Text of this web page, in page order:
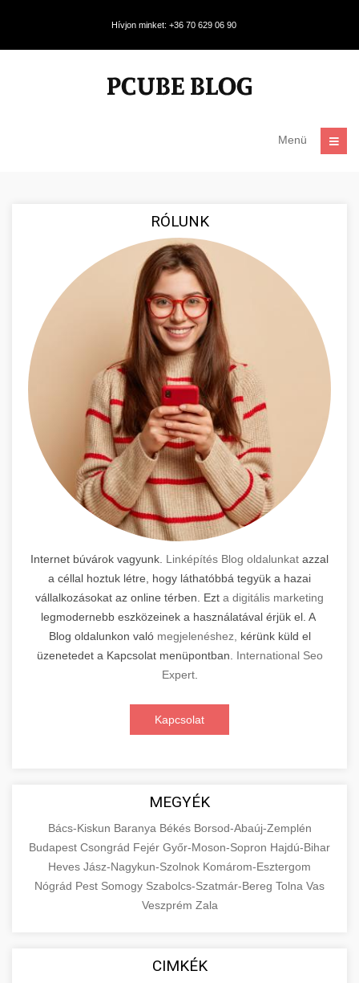
Hívjon minket: +36 70 629 06 90
Menü
RÓLUNK
Internet búvárok vagyunk. Linképítés Blog oldalunkat azzal
a céllal hoztuk létre, hogy láthatóbbá tegyük a hazai
vállalkozásokat az online térben. Ezt a digitális marketing
legmodernebb eszközeinek a használatával érjük el. A
Blog oldalunkon való megjelenéshez,
kérünk küld el
üzenetedet a Kapcsolat menüpontban. International Seo
Expert.
Kapcsolat
MEGYÉK
Bács-Kiskun Baranya Békés Borsod-Abaúj-Zemplén
Budapest Csongrád Fejér Győr-Moson-Sopron Hajdú-Bihar
Heves Jász-Nagykun-Szolnok Komárom-Esztergom
Nógrád Pest Somogy Szabolcs-Szatmár-Bereg Tolna Vas
Veszprém Zala
CIMKÉK